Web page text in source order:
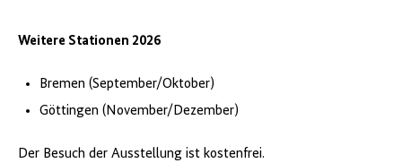
Weitere Stationen 2026
Bremen (September/Oktober)
Göttingen (November/Dezember)
Der Besuch der Ausstellung ist kostenfrei.